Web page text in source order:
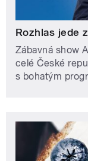
Rozhlas jede
Zábavná show
celé České
s bohatým